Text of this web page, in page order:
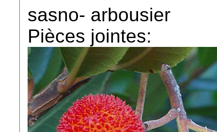
sasno- arbousier
Pièces jointes: